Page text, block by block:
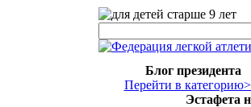
Блог президента
Перейти в
Эстафета